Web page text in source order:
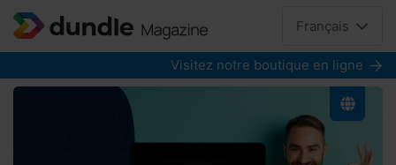
Français
Visitez notre boutique en ligne